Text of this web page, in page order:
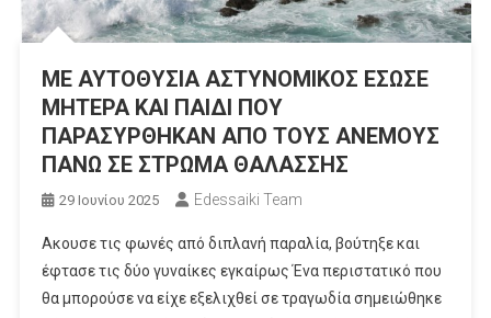
ΜΕ ΑΥΤΟΘΥΣΙΑ ΑΣΤΥΝΟΜΙΚΟΣ ΕΣΩΣΕ
ΜΗΤΕΡΑ ΚΑΙ ΠΑΙΔΙ ΠΟΥ
ΠΑΡΑΣΥΡΘΗΚΑΝ ΑΠΟ ΤΟΥΣ ΑΝΕΜΟΥΣ
ΠΑΝΩ ΣΕ ΣΤΡΩΜΑ ΘΑΛΑΣΣΗΣ
29 Ιουνίου 2025 Edessaiki Team
Ακουσε τις φωνές από διπλανή παραλία, βούτηξε και
έφτασε τις δύο γυναίκες εγκαίρως Ένα περιστατικό που
θα μπορούσε να είχε εξελιχθεί σε τραγωδία σημειώθηκε